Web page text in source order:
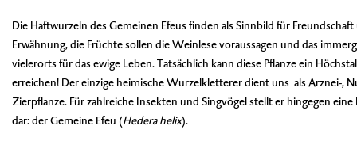
Die Haftwurzeln des Gemeinen Efeus finden als Sinnbild für
Erwähnung, die Früchte sollen die Weinlese voraussagen und das
vielerorts für das ewige Leben. Tatsächlich kann diese Pflanze ein
erreichen! Der einzige heimische Wurzelkletterer dient uns als Arznei-,
Zierpflanze. Für zahlreiche Insekten und Singvögel stellt er hingegen
dar: der Gemeine Efeu (Hedera helix).